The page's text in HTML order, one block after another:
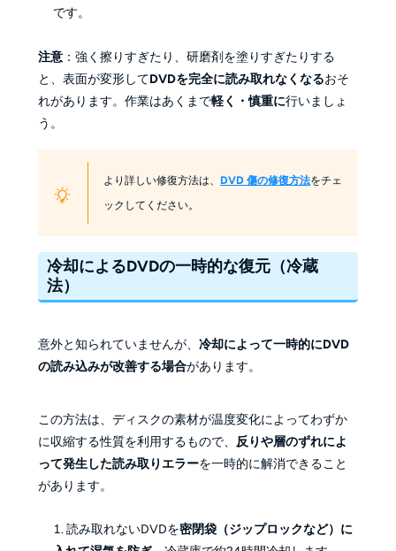
です。
注意：強く擦りすぎたり、研磨剤を塗りすぎたりする
と、表面が変形してDVDを完全に読み取れなくなるおそ
れがあります。作業はあくまで軽く・慎重に行いましょ
う。
より詳しい修復方法は、 DVD 傷の修復方法をチェ
ックしてください。
冷却によるDVDの一時的な復元（冷蔵
法）
意外と知られていませんが、 冷却によって一時的にDVD
の読み込みが改善する場合があります。
この方法は、ディスクの素材が温度変化によってわずか
に収縮する性質を利用するもので、 反りや層のずれによ
って発生した読み取りエラーを一時的に解消できること
があります。
読み取れないDVDを密閉袋（ジップロックなど）に